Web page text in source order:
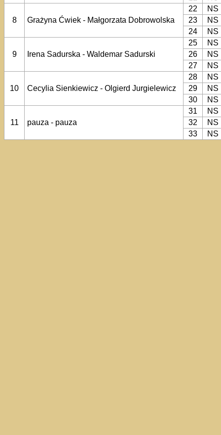
8 Grażyna Ćwiek - Małgorzata Dobrowolska
22
NS
23
NS
24
NS
9 Irena Sadurska - Waldemar Sadurski
25
NS
26
NS
27
NS
10 Cecylia Sienkiewicz - Olgierd Jurgielewicz
28
NS
29
NS
30
NS
11 pauza - pauza
31
NS
32
NS
33
NS